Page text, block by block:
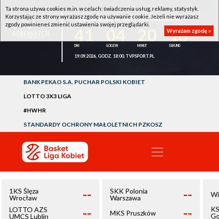
1KS ŚLĘZA WROCŁAW - LOTTO AZS UMCS LUBLIN
16
19.09.2026, GODZ. 18:00, TVPSPORT.PL
BANK PEKAO S.A. PUCHAR POLSKI KOBIET
LOTTO 3X3 LIGA
#HWHR
STANDARDY OCHRONY MAŁOLETNICH PZKOSZ
1KS Ślęza
Wrocław
--
LOTTO AZS
UMCS Lublin
--
SKK Polonia
Warszawa
--
MKS Pruszków --
Ta strona używa cookies m.in. w celach: świadczenia usług, reklamy, statystyk.
Korzystając ze strony wyrażasz zgodę na używanie cookie. Jeżeli nie wyrażasz
zgody powinieneś zmienić ustawienia swojej przeglądarki.
Wyrażam zgodę »